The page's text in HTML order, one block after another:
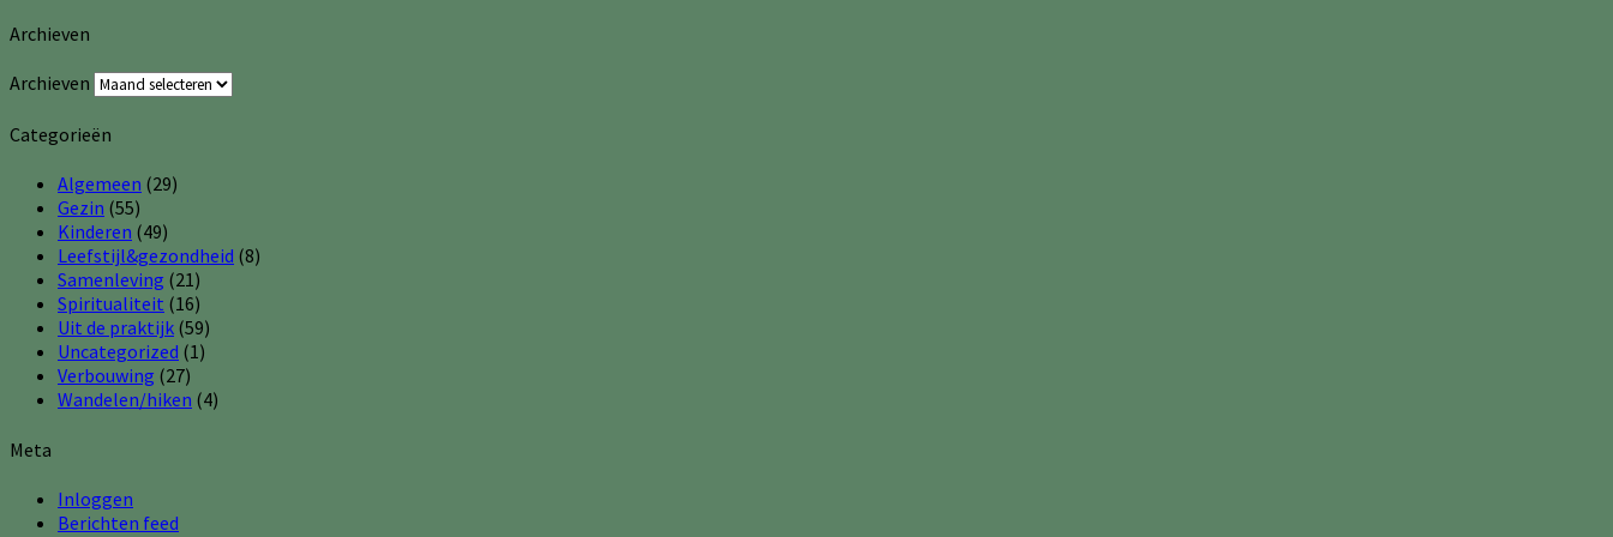
Archieven
Archieven
Categorieën
Algemeen (29)
Gezin (55)
Kinderen (49)
Leefstijl&gezondheid (8)
Samenleving (21)
Spiritualiteit (16)
Uit de praktijk (59)
Uncategorized (1)
Verbouwing (27)
Wandelen/hiken (4)
Meta
Inloggen
Berichten feed